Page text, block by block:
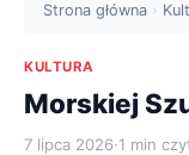
Strona główna ›
KULTURA
Morskiej
7 lipca 2026·1 min